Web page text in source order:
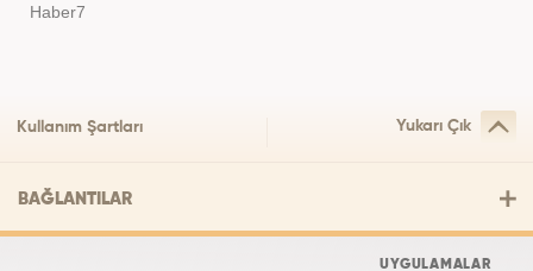
Haber7
Kullanım Şartları Yukarı Çık
BAĞLANTILAR
UYGULAMALAR